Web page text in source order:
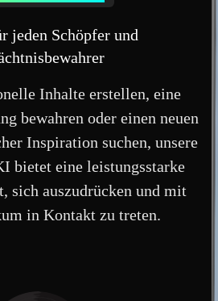
jeden Schöpfer und
Inhalte erstellen, eine
bewahren oder einen neuen
Inspiration suchen, unsere
bietet eine leistungsstarke
sich auszudrücken und mit
in Kontakt zu treten.